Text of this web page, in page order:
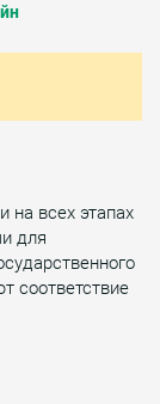
на всех этапах
для
соответствие